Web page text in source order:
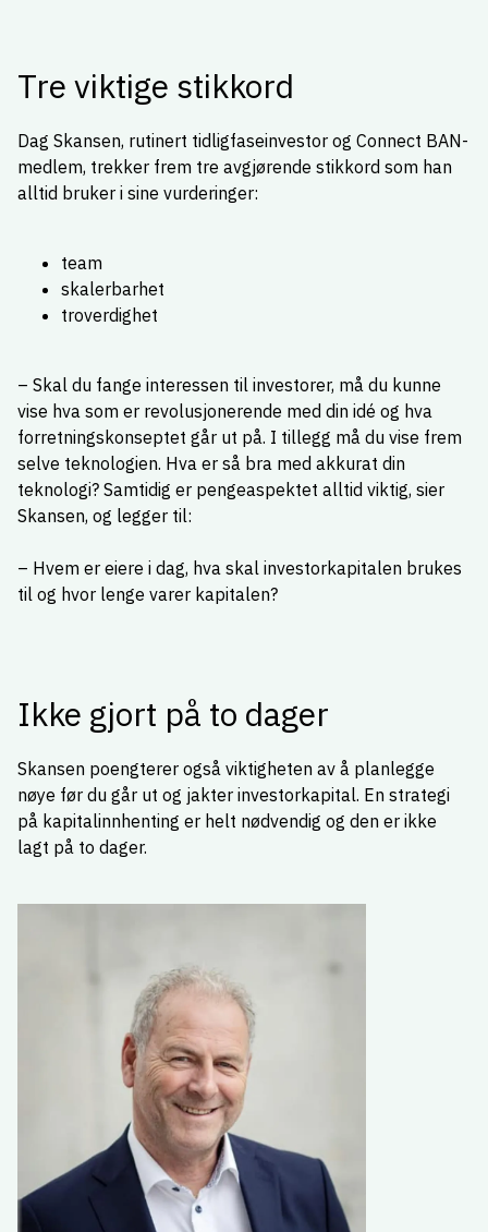
Tre viktige stikkord
Dag Skansen, rutinert tidligfaseinvestor og Connect BAN-
medlem, trekker frem tre avgjørende stikkord som han
alltid bruker i sine vurderinger:
team
skalerbarhet
troverdighet
– Skal du fange interessen til investorer, må du kunne
vise hva som er revolusjonerende med din idé og hva
forretningskonseptet går ut på. I tillegg må du vise frem
selve teknologien. Hva er så bra med akkurat din
teknologi? Samtidig er pengeaspektet alltid viktig, sier
Skansen, og legger til:
– Hvem er eiere i dag, hva skal investorkapitalen brukes
til og hvor lenge varer kapitalen?
Ikke gjort på to dager
Skansen poengterer også viktigheten av å planlegge
nøye før du går ut og jakter investorkapital. En strategi
på kapitalinnhenting er helt nødvendig og den er ikke
lagt på to dager.